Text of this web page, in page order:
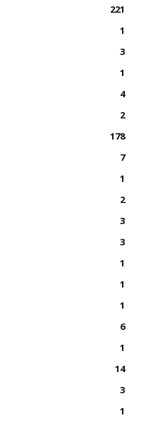
221
1
3
1
4
2
178
7
1
2
3
3
1
1
1
6
1
14
3
1